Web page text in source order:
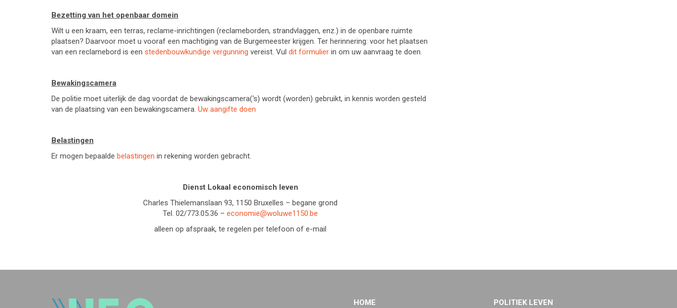
Bezetting van het openbaar domein
Wilt u een kraam, een terras, reclame-inrichtingen (reclameborden, strandvlaggen, enz.) in de openbare ruimte
plaatsen? Daarvoor moet u vooraf een machtiging van de Burgemeester krijgen. Ter herinnering: voor het plaatsen
van een reclamebord is een stedenbouwkundige vergunning vereist. Vul dit formulier in om uw aanvraag te doen.
Bewakingscamera
De politie moet uiterlijk de dag voordat de bewakingscamera(‘s) wordt (worden) gebruikt, in kennis worden gesteld
van de plaatsing van een bewakingscamera. Uw aangifte doen
Belastingen
Er mogen bepaalde belastingen in rekening worden gebracht.
Dienst Lokaal economisch leven
Charles Thielemanslaan 93, 1150 Bruxelles – begane grond
Tel. 02/773.05.36 – economie@woluwe1150.be
alleen op afspraak, te regelen per telefoon of e-mail
HOME
POLITIEK LEVEN